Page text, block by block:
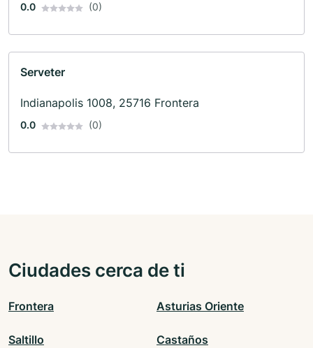
0.0 (0)
Serveter
Indianapolis 1008, 25716 Frontera
0.0 (0)
Ciudades cerca de ti
Frontera Asturias Oriente
Saltillo Castaños